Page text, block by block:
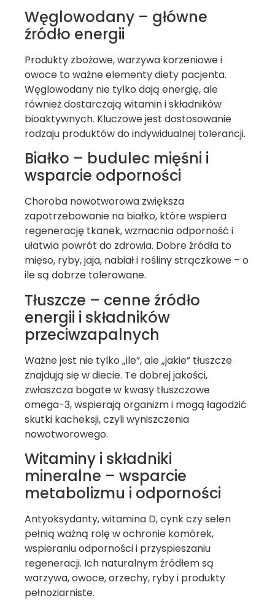
Węglowodany – główne
źródło energii
Produkty zbożowe, warzywa korzeniowe i
owoce to ważne elementy diety pacjenta.
Węglowodany nie tylko dają energię, ale
również dostarczają witamin i składników
bioaktywnych. Kluczowe jest dostosowanie
rodzaju produktów do indywidualnej tolerancji.
Białko – budulec mięśni i
wsparcie odporności
Choroba nowotworowa zwiększa
zapotrzebowanie na białko, które wspiera
regenerację tkanek, wzmacnia odporność i
ułatwia powrót do zdrowia. Dobre źródła to
mięso, ryby, jaja, nabiał i rośliny strączkowe – o
ile są dobrze tolerowane.
Tłuszcze – cenne źródło
energii i składników
przeciwzapalnych
Ważne jest nie tylko „ile”, ale „jakie” tłuszcze
znajdują się w diecie. Te dobrej jakości,
zwłaszcza bogate w kwasy tłuszczowe
omega-3, wspierają organizm i mogą łagodzić
skutki kacheksji, czyli wyniszczenia
nowotworowego.
Witaminy i składniki
mineralne – wsparcie
metabolizmu i odporności
Antyoksydanty, witamina D, cynk czy selen
pełnią ważną rolę w ochronie komórek,
wspieraniu odporności i przyspieszaniu
regeneracji. Ich naturalnym źródłem są
warzywa, owoce, orzechy, ryby i produkty
pełnoziarniste.